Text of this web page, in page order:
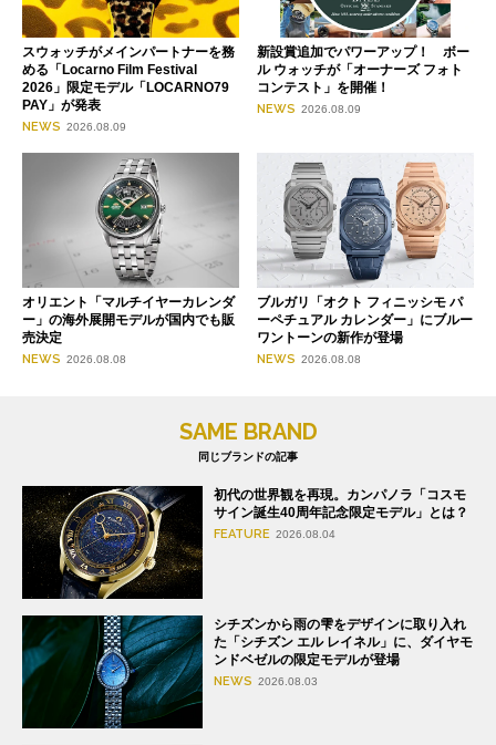
スウォッチがメインパートナーを務
める「Locarno Film Festival
2026」限定モデル「LOCARNO79
PAY」が発表
NEWS 2026.08.09
新設賞追加でパワーアップ！ ボー
ル ウォッチが「オーナーズ フォト
コンテスト」を開催！
NEWS 2026.08.09
オリエント「マルチイヤーカレンダ
ー」の海外展開モデルが国内でも販
売決定
NEWS 2026.08.08
ブルガリ「オクト フィニッシモ パ
ーペチュアル カレンダー」にブルー
ワントーンの新作が登場
NEWS 2026.08.08
SAME BRAND
同じブランドの記事
初代の世界観を再現。カンパノラ「コスモ
サイン誕生40周年記念限定モデル」とは？
FEATURE 2026.08.04
シチズンから雨の雫をデザインに取り入れ
た「シチズン エル レイネル」に、ダイヤモ
ンドベゼルの限定モデルが登場
NEWS 2026.08.03